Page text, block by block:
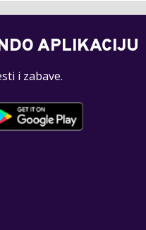
APLIKACIJU
i zabave.